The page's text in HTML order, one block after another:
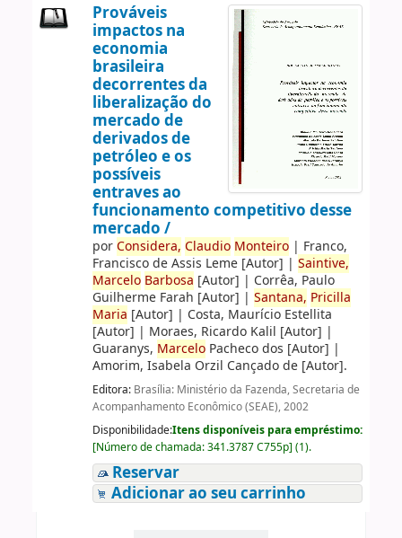
Prováveis
impactos na
economia
brasileira
decorrentes da
liberalização do
mercado de
derivados de
petróleo e os
possíveis
entraves ao
funcionamento competitivo desse
mercado /
porConsidera, Claudio Monteiro| Franco,
Francisco de Assis Leme[Autor] | Saintive,
Marcelo Barbosa [Autor] | Corrêa, Paulo
Guilherme Farah [Autor] | Santana, Pricilla
Maria [Autor] | Costa, Maurício Estellita
[Autor] | Moraes, Ricardo Kalil [Autor] |
Guaranys, MarceloPacheco dos [Autor] |
Amorim, Isabela Orzil Cançado de[Autor].
Editora: Brasília: Ministério da Fazenda, Secretaria de
Acompanhamento Econômico (SEAE), 2002
Disponibilidade:Itens disponíveis para empréstimo:
[Número de chamada:341.3787 C755p] (1).
Reservar
Adicionar ao seu carrinho